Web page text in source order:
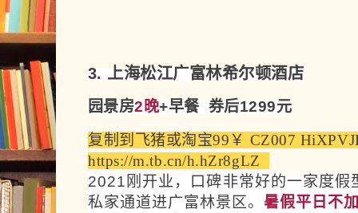
3. 上海松江广富林希尔顿酒店
园景房2晚+早餐 券后1299元
复制到飞猪或淘宝99￥ CZ007
https://m.tb.cn/h.hZr8gLZ
2021刚开业，口碑非常好的一家度假
私家通道进广富林景区。 暑假平日不